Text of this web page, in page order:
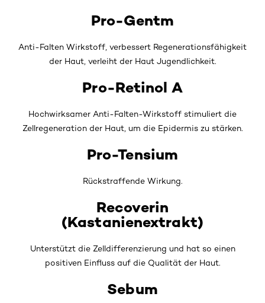
Pro-Gentm
Anti-Falten Wirkstoff, verbessert Regenerationsfähigkeit
der Haut, verleiht der Haut Jugendlichkeit.
Pro-Retinol A
Hochwirksamer Anti-Falten-Wirkstoff stimuliert die
Zellregeneration der Haut, um die Epidermis zu stärken.
Pro-Tensium
Rückstraffende Wirkung.
Recoverin
(Kastanienextrakt)
Unterstützt die Zelldifferenzierung und hat so einen
positiven Einfluss auf die Qualität der Haut.
Sebum